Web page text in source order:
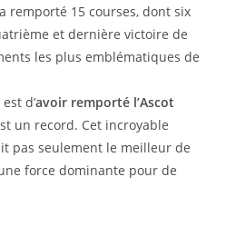
remporté 15 courses, dont six
et dernière victoire de
les plus emblématiques de
d’avoir remporté l’Ascot
un record. Cet incroyable
pas seulement le meilleur de
force dominante pour de